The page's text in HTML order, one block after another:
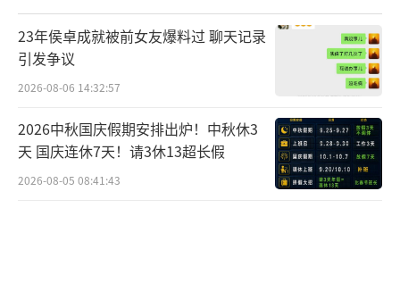
23年侯卓成就被前女友爆料过 聊天记录
引发争议
2026-08-06 14:32:57
2026中秋国庆假期安排出炉！中秋休3
天 国庆连休7天！请3休13超长假
2026-08-05 08:41:43